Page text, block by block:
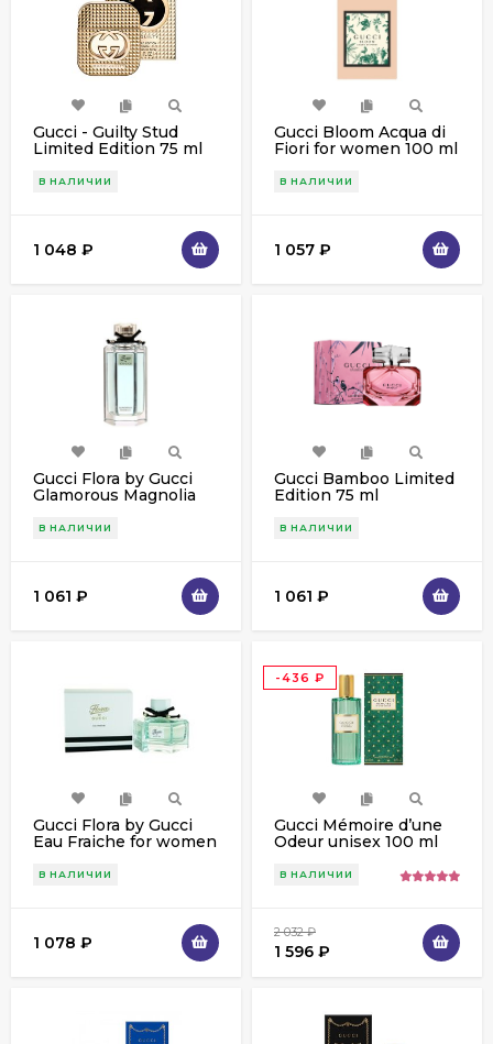
Gucci - Guilty Stud
Limited Edition 75 ml
В НАЛИЧИИ
1 048 ₽
Gucci Bloom Acqua di
Fiori for women 100 ml
В НАЛИЧИИ
1 057 ₽
Gucci Flora by Gucci
Glamorous Мagnolia
В НАЛИЧИИ
1 061 ₽
Gucci Bamboo Limited
Edition 75 ml
В НАЛИЧИИ
1 061 ₽
Gucci Flora by Gucci
Eau Fraiche for women
В НАЛИЧИИ
1 078 ₽
-436 ₽
Gucci Mémoire d’une
Odeur unisex 100 ml
В НАЛИЧИИ
2 032₽
1 596 ₽